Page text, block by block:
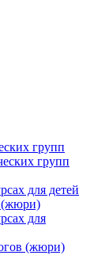
групп
групп
для детей
(жюри)
для
(жюри)